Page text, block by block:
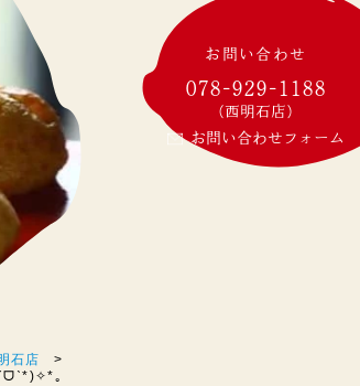
石店
｡
お問い合わせ
078-929-1188
(西明石店)
お問い合わせフォーム